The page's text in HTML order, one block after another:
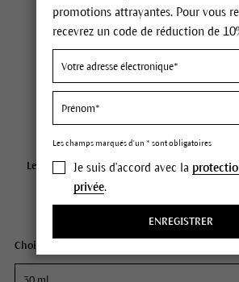
Prix 42,50 €
incl. TVA,plus les frais
Les commandes passées avant 12 heures sont
Choisissez votre taille:
promotions attrayantes. Pour vous
recevrez un code de réduction de
Les champs marqués d'un * sont obligatoires
Je suis d'accord avec la
privée.
ENREGISTRER